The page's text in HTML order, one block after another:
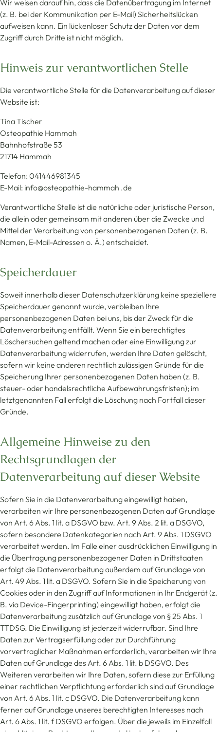
Wir weisen darauf hin, dass die Datenübertragung im Internet
(z. B. bei der Kommunikation per E-Mail) Sicherheitslücken
aufweisen kann. Ein lückenloser Schutz der Daten vor dem
Zugriff durch Dritte ist nicht möglich.
Hinweis zur verantwortlichen Stelle
Die verantwortliche Stelle für die Datenverarbeitung auf dieser
Website ist:
Tina Tischer
Osteopathie Hammah
Bahnhofstraße 53
21714 Hammah
Telefon: 041446981345
E-Mail: info@osteopathie-hammah .de
Verantwortliche Stelle ist die natürliche oder juristische Person,
die allein oder gemeinsam mit anderen über die Zwecke und
Mittel der Verarbeitung von personenbezogenen Daten (z. B.
Namen, E-Mail-Adressen o. Ä.) entscheidet.
Speicherdauer
Soweit innerhalb dieser Datenschutzerklärung keine speziellere
Speicherdauer genannt wurde, verbleiben Ihre
personenbezogenen Daten bei uns, bis der Zweck für die
Datenverarbeitung entfällt. Wenn Sie ein berechtigtes
Löschersuchen geltend machen oder eine Einwilligung zur
Datenverarbeitung widerrufen, werden Ihre Daten gelöscht,
sofern wir keine anderen rechtlich zulässigen Gründe für die
Speicherung Ihrer personenbezogenen Daten haben (z. B.
steuer- oder handelsrechtliche Aufbewahrungsfristen); im
letztgenannten Fall erfolgt die Löschung nach Fortfall dieser
Gründe.
Allgemeine Hinweise zu den
Rechtsgrundlagen der
Datenverarbeitung auf dieser Website
Sofern Sie in die Datenverarbeitung eingewilligt haben,
verarbeiten wir Ihre personenbezogenen Daten auf Grundlage
von Art. 6 Abs. 1 lit. a DSGVO bzw. Art. 9 Abs. 2 lit. a DSGVO,
sofern besondere Datenkategorien nach Art. 9 Abs. 1 DSGVO
verarbeitet werden. Im Falle einer ausdrücklichen Einwilligung in
die Übertragung personenbezogener Daten in Drittstaaten
erfolgt die Datenverarbeitung außerdem auf Grundlage von
Art. 49 Abs. 1 lit. a DSGVO. Sofern Sie in die Speicherung von
Cookies oder in den Zugriff auf Informationen in Ihr Endgerät (z.
B. via Device-Fingerprinting) eingewilligt haben, erfolgt die
Datenverarbeitung zusätzlich auf Grundlage von § 25 Abs. 1
TTDSG. Die Einwilligung ist jederzeit widerrufbar. Sind Ihre
Daten zur Vertragserfüllung oder zur Durchführung
vorvertraglicher Maßnahmen erforderlich, verarbeiten wir Ihre
Daten auf Grundlage des Art. 6 Abs. 1 lit. b DSGVO. Des
Weiteren verarbeiten wir Ihre Daten, sofern diese zur Erfüllung
einer rechtlichen Verpflichtung erforderlich sind auf Grundlage
von Art. 6 Abs. 1 lit. c DSGVO. Die Datenverarbeitung kann
ferner auf Grundlage unseres berechtigten Interesses nach
Art. 6 Abs. 1 lit. f DSGVO erfolgen. Über die jeweils im Einzelfall